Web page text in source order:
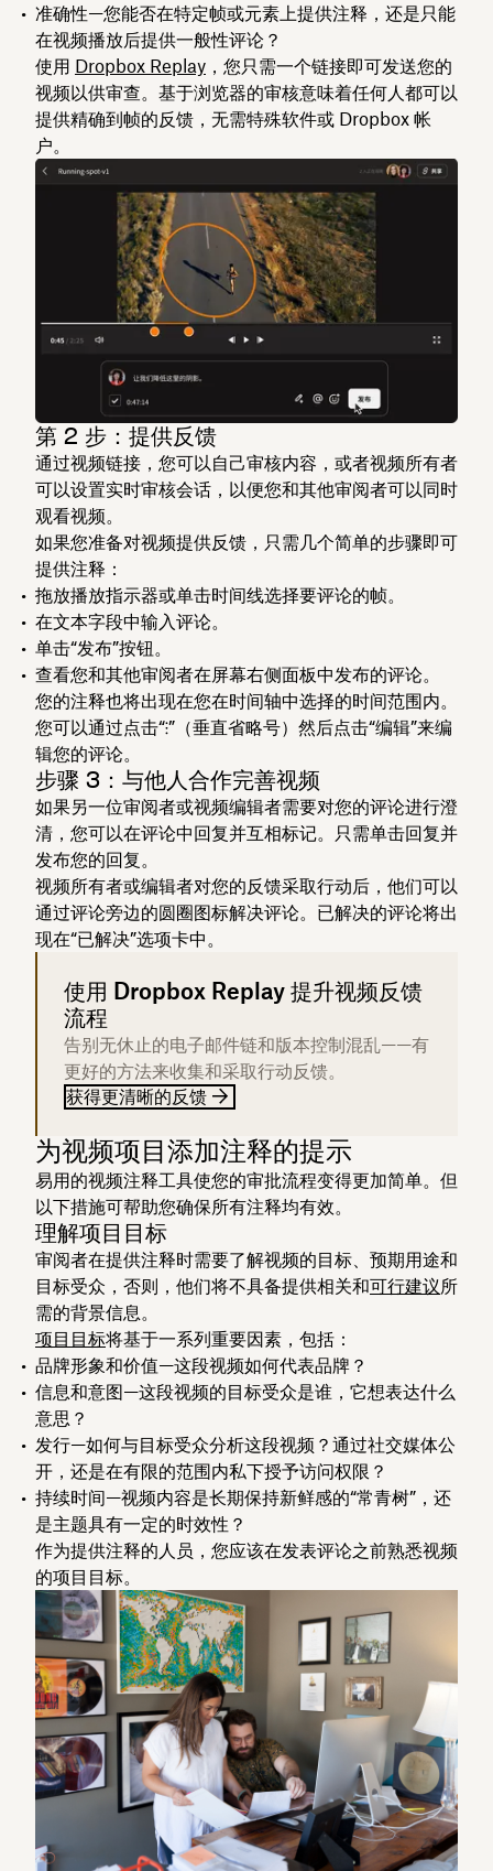
准确性—您能否在特定帧或元素上提供注释，还是只能
在视频播放后提供一般性评论？
使用 Dropbox Replay ，您只需一个链接即可发送您的
视频以供审查。基于浏览器的审核意味着任何人都可以
提供精确到帧的反馈，无需特殊软件或 Dropbox 帐
户。
第 2 步：提供反馈
通过视频链接，您可以自己审核内容，或者视频所有者
可以设置实时审核会话，以便您和其他审阅者可以同时
观看视频。
如果您准备对视频提供反馈，只需几个简单的步骤即可
提供注释：
拖放播放指示器或单击时间线选择要评论的帧。
在文本字段中输入评论。
单击“发布”按钮。
查看您和其他审阅者在屏幕右侧面板中发布的评论。
您的注释也将出现在您在时间轴中选择的时间范围内。
您可以通过点击“⁝”（垂直省略号）然后点击“编辑”来编
辑您的评论。
步骤 3：与他人合作完善视频
如果另一位审阅者或视频编辑者需要对您的评论进行澄
清，您可以在评论中回复并互相标记。只需单击回复并
发布您的回复。
视频所有者或编辑者对您的反馈采取行动后，他们可以
通过评论旁边的圆圈图标解决评论。已解决的评论将出
现在“已解决”选项卡中。
使用 Dropbox Replay 提升视频反馈
流程
告别无休止的电子邮件链和版本控制混乱——有
更好的方法来收集和采取行动反馈。
获得更清晰的反馈
为视频项目添加注释的提示
易用的视频注释工具使您的审批流程变得更加简单。但
以下措施可帮助您确保所有注释均有效。
理解项目目标
审阅者在提供注释时需要了解视频的目标、预期用途和
目标受众，否则，他们将不具备提供相关和可行建议所
需的背景信息。
项目目标将基于一系列重要因素，包括：
品牌形象和价值—这段视频如何代表品牌？
信息和意图—这段视频的目标受众是谁，它想表达什么
意思？
发行—如何与目标受众分析这段视频？通过社交媒体公
开，还是在有限的范围内私下授予访问权限？
持续时间—视频内容是长期保持新鲜感的“常青树”，还
是主题具有一定的时效性？
作为提供注释的人员，您应该在发表评论之前熟悉视频
的项目目标。